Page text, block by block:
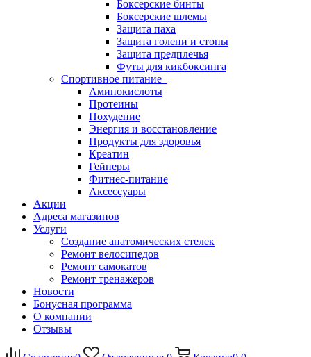
Боксерские бинты
Боксерские шлемы
Защита паха
Защита голени и стопы
Защита предплечья
Футы для кикбоксинга
Спортивное питание
Аминокислоты
Протеины
Похудение
Энергия и восстановление
Продукты для здоровья
Креатин
Гейнеры
Фитнес-питание
Аксессуары
Акции
Адреса магазинов
Услуги
Создание анатомических стелек
Ремонт велосипедов
Ремонт самокатов
Ремонт тренажеров
Новости
Бонусная программа
О компании
Отзывы